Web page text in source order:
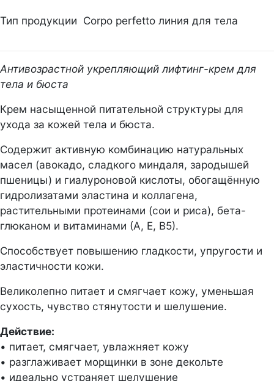
Тип продукции Corpo perfetto линия для тела
Антивозрастной укрепляющий лифтинг-крем для
тела и бюста
Крем насыщенной питательной структуры для
ухода за кожей тела и бюста.
Содержит активную комбинацию натуральных
масел (авокадо, сладкого миндаля, зародышей
пшеницы) и гиалуроновой кислоты, обогащённую
гидролизатами эластина и коллагена,
растительными протеинами (сои и риса), бета-
глюканом и витаминами (А, Е, В5).
Способствует повышению гладкости, упругости и
эластичности кожи.
Великолепно питает и смягчает кожу, уменьшая
сухость, чувство стянутости и шелушение.
Действие:
• питает, смягчает, увлажняет кожу
• разглаживает морщинки в зоне декольте
• идеально устраняет шелушение